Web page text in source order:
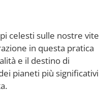
celesti sulle nostre vite
in questa pratica
e il destino di
pianeti più significativi